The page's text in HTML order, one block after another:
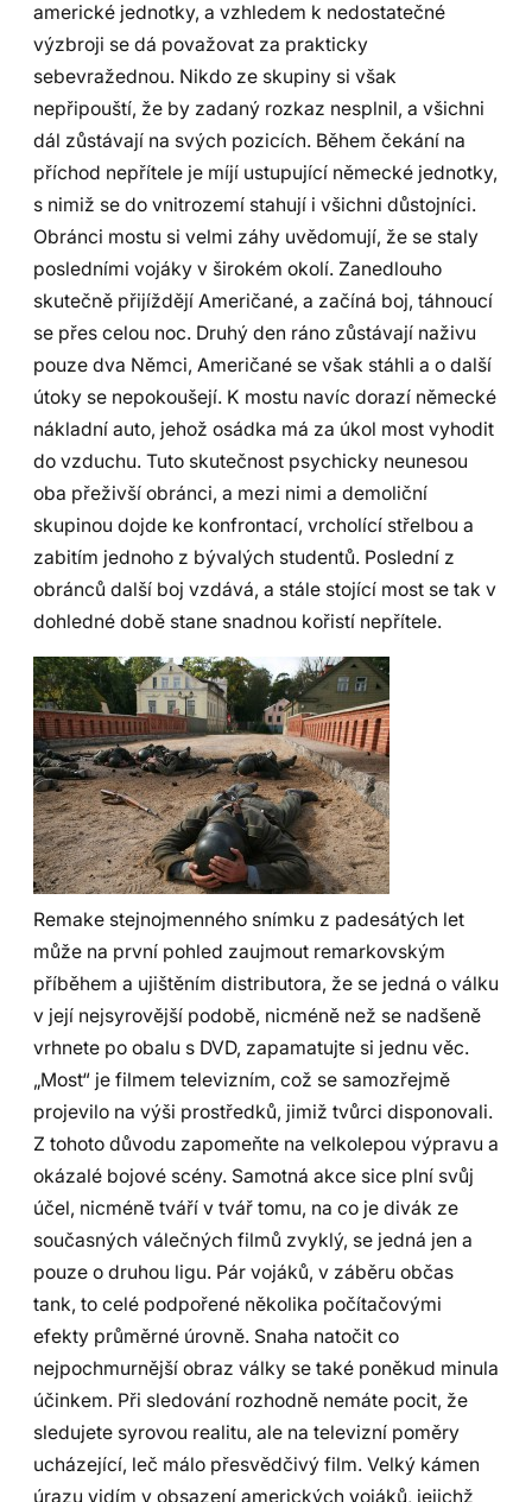
americké jednotky, a vzhledem k nedostatečné
výzbroji se dá považovat za prakticky
sebevražednou. Nikdo ze skupiny si však
nepřipouští, že by zadaný rozkaz nesplnil, a všichni
dál zůstávají na svých pozicích. Během čekání na
příchod nepřítele je míjí ustupující německé jednotky,
s nimiž se do vnitrozemí stahují i všichni důstojníci.
Obránci mostu si velmi záhy uvědomují, že se staly
posledními vojáky v širokém okolí. Zanedlouho
skutečně přijíždějí Američané, a začíná boj, táhnoucí
se přes celou noc. Druhý den ráno zůstávají naživu
pouze dva Němci, Američané se však stáhli a o další
útoky se nepokoušejí. K mostu navíc dorazí německé
nákladní auto, jehož osádka má za úkol most vyhodit
do vzduchu. Tuto skutečnost psychicky neunesou
oba přeživší obránci, a mezi nimi a demoliční
skupinou dojde ke konfrontací, vrcholící střelbou a
zabitím jednoho z bývalých studentů. Poslední z
obránců další boj vzdává, a stále stojící most se tak v
dohledné době stane snadnou kořistí nepřítele.
Remake stejnojmenného snímku z padesátých let
může na první pohled zaujmout remarkovským
příběhem a ujištěním distributora, že se jedná o válku
v její nejsyrovější podobě, nicméně než se nadšeně
vrhnete po obalu s DVD, zapamatujte si jednu věc.
„Most“ je filmem televizním, což se samozřejmě
projevilo na výši prostředků, jimiž tvůrci disponovali.
Z tohoto důvodu zapomeňte na velkolepou výpravu a
okázalé bojové scény. Samotná akce sice plní svůj
účel, nicméně tváří v tvář tomu, na co je divák ze
současných válečných filmů zvyklý, se jedná jen a
pouze o druhou ligu. Pár vojáků, v záběru občas
tank, to celé podpořené několika počítačovými
efekty průměrné úrovně. Snaha natočit co
nejpochmurnější obraz války se také poněkud minula
účinkem. Při sledování rozhodně nemáte pocit, že
sledujete syrovou realitu, ale na televizní poměry
ucházející, leč málo přesvědčivý film. Velký kámen
úrazu vidím v obsazení amerických vojáků, jejichž